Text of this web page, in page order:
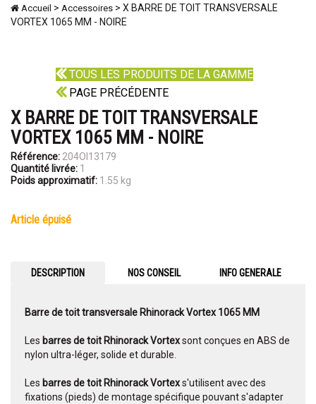
Accueil > Accessoires > X BARRE DE TOIT TRANSVERSALE
VORTEX 1065 MM - NOIRE
TOUS LES PRODUITS DE LA GAMME
PAGE PRÉCÉDENTE
X BARRE DE TOIT TRANSVERSALE
VORTEX 1065 MM - NOIRE
Référence: 204OI13179
Quantité livrée: 1
Poids approximatif: 1.55 kg
article épuisé
DESCRIPTION NOS CONSEIL INFO GENERALE
Barre de toit transversale Rhinorack Vortex 1065 MM
Les barres de toit Rhinorack Vortexsont conçues en ABS de
nylon ultra-léger, solide et durable.
Les barres de toit RhinorackVortexs'utilisent avec des
fixations (pieds) de montage spécifique pouvant s'adapter